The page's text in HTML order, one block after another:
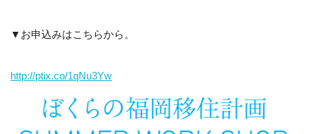
▼お申込みはこちらから。
http://ptix.co/1qNu3Yw